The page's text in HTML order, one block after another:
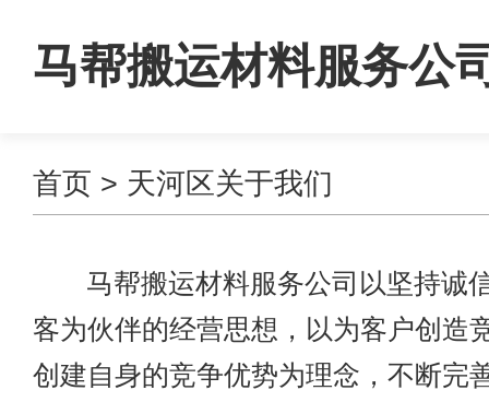
马帮搬运材料服务公
首页 > 天河区关于我们
马帮搬运材料服务公司以坚持诚
客为伙伴的经营思想，以为客户创造
创建自身的竞争优势为理念，不断完